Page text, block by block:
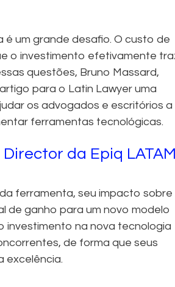
um grande desafio. O custo de
o investimento efetivamente
questões, Bruno Massard,
para o Latin Lawyer uma
os advogados e escritórios a
ferramentas tecnológicas.
da Epiq LATAM
ferramenta, seu impacto sobre
de ganho para um novo modelo
investimento na nova tecnologia
de forma que seus
excelência.